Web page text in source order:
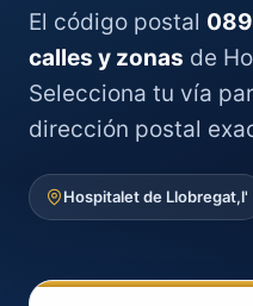
El código postal
calles y zonas de
Selecciona tu vía
dirección postal
Hospitalet de Llobregat,l'